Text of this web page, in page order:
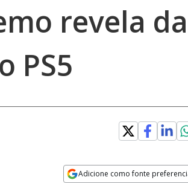
revela
PS5
Adicione como fonte